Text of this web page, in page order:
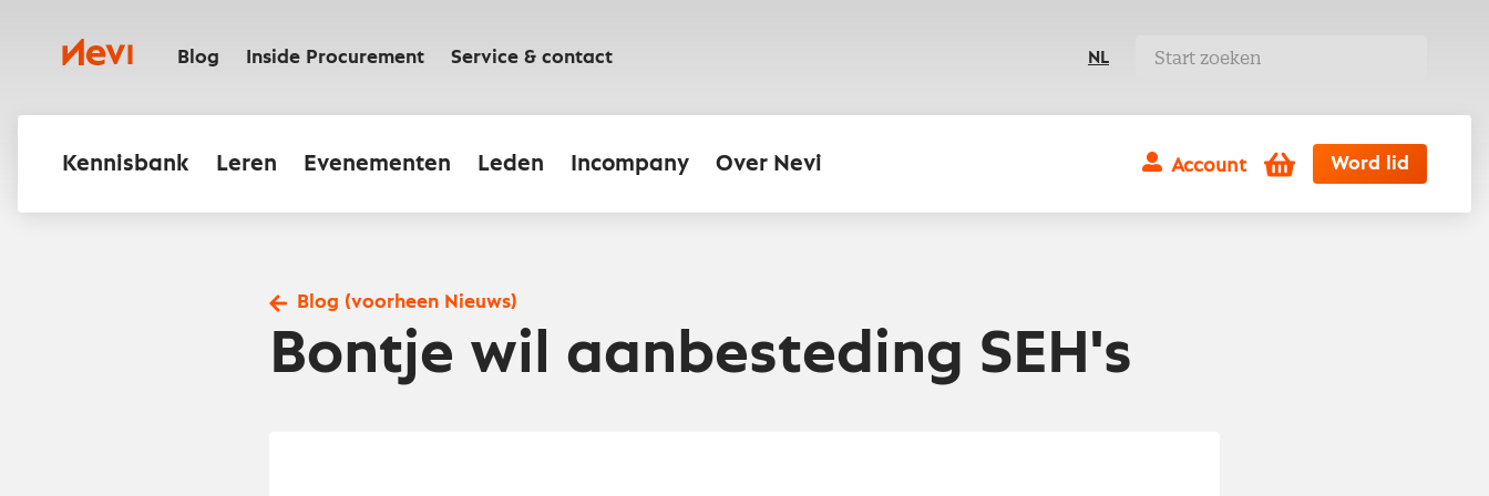
inhoudNevi Blog Inside Procurement Service & contact NL
Kennisbank Leren Evenementen Leden Incompany Over Nevi Account Winkelwagen
Word lid
Blog (voorheen Nieuws)
Bontje wil aanbesteding SEH's